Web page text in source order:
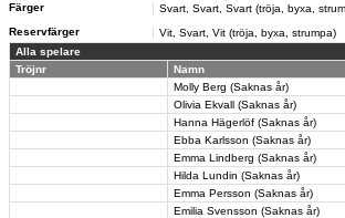
Färger
Svart, Svart, Svart (tröja, byxa,
Reservfärger
Vit, Svart, Vit (tröja, byxa, strumpa)
Alla spelare
Tröjnr
Namn
Molly Berg (Saknas år)
Olivia Ekvall (Saknas år)
Hanna Hägerlöf (Saknas år)
Ebba Karlsson (Saknas år)
Emma Lindberg (Saknas år)
Hilda Lundin (Saknas år)
Emma Persson (Saknas år)
Emilia Svensson (Saknas år)